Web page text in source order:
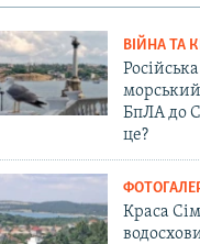
ВІЙНА ТА
БпЛА до
це?
Краса